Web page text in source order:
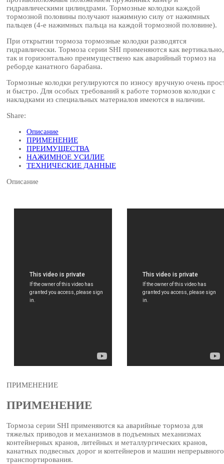
гидравлическими цилиндрами. Тормозные колодки каждой
тормозной половины получают нажимную силу от нажимных
пальцев (4-е нажимных пальца на каждой тормозной половине).
При открытии тормоза тормозные колодки разводятся
гидравлически. Тормоза серии SHI применяются как вертикально,
так и горизонтально преимуществено как аварийный тормоз на
реборде канатного барабана.
Тормозные колодки регулируются по износу вручную очень
и быстро. Для особых требований к работе тормозов колодки с
накладками из специальных материалов имеются в наличии.
Share:
Описание
ПРИМЕНЕНИЕ
ПРЕИМУЩЕСТВА
НАЖИМНОЕ УСИЛИЕ
ТЕХНИЧЕСКИЕ ДАННЫЕ
Описание
ПРИМЕНЕНИЕ
ПРИМЕНЕНИЕ
Тормоза серии SHI применяются ка аварийные тормоза для
тяжелых приводов и механизмов в подъемных механизмах
контейнерных кранов, литейных и металлургических кранов,
канатных подвесных дорог и контейнеров и машин непрерывного
транспортирования.